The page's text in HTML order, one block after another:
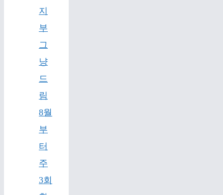
지
부
그
냥
드
림
8월
부
터
주
3회